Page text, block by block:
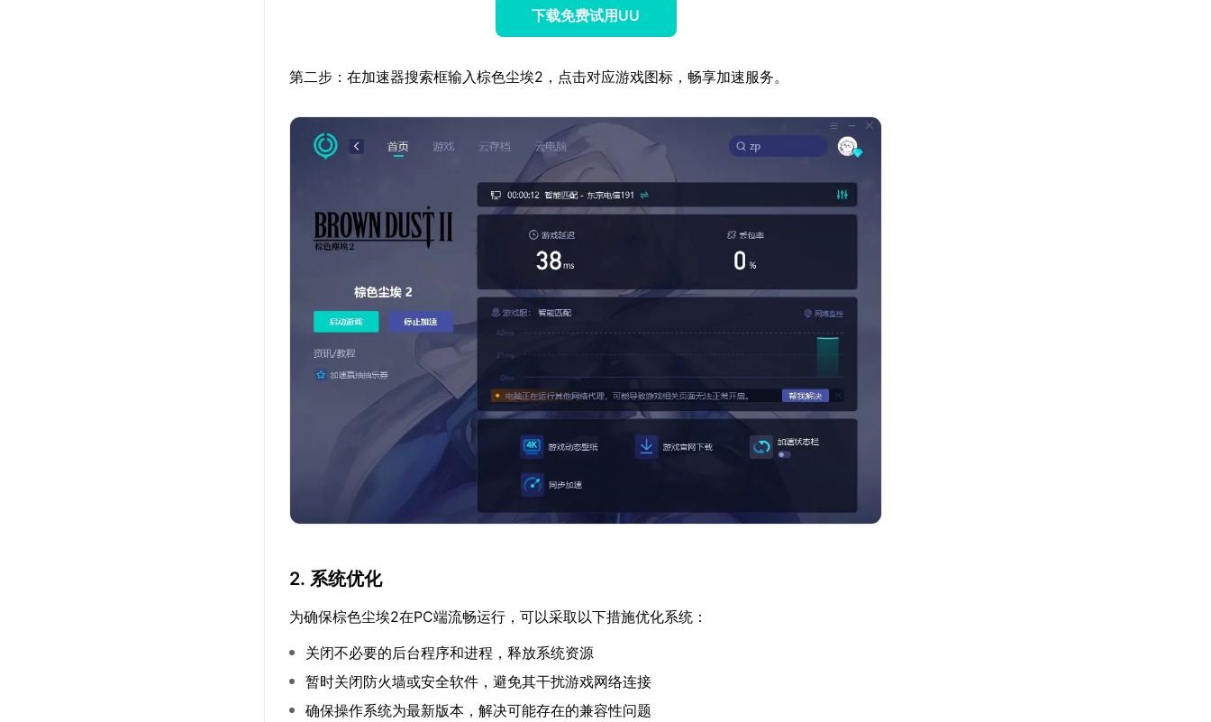
下载免费试用UU
第二步：在加速器搜索框输入棕色尘埃2，点击对应游戏图标，畅享加速服务。
2. 系统优化
为确保棕色尘埃2在PC端流畅运行，可以采取以下措施优化系统：
关闭不必要的后台程序和进程，释放系统资源
暂时关闭防火墙或安全软件，避免其干扰游戏网络连接
确保操作系统为最新版本，解决可能存在的兼容性问题